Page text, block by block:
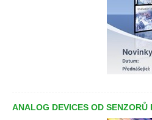
ANALOG DEVICES OD SENZORŮ